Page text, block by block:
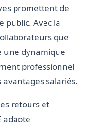
promettent de
public. Avec la
que
une dynamique
professionnel
salariés.
retours et
adapte